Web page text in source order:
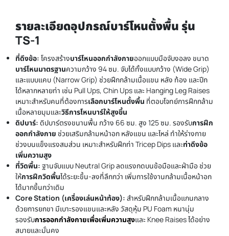
รายละเอียดอุปกรณ์บาร์โหนตั้งพื้น รุ่น
TS-1
ที่ดึงข้อ: โครงสร้างบาร์โหนออกกำลังกายออกแบบมือจับงอลง ขนาด
บาร์โหนมาตรฐานความกว้าง 94 ซม. จับได้ทั้งแบบกว้าง (Wide Grip)
และแบบแคบ (Narrow Grip) ช่วยฝึกกล้ามเนื้อแขน หลัง ท้อง และปีก
ได้หลากหลายท่า เช่น Pull Ups, Chin Ups และ Hanging Leg Raises
เหมาะสำหรับคนที่ต้องการเลือกบาร์โหนตั้งพื้น ที่ตอบโจทย์การฝึกกล้าม
เนื้อหลายมุมและวิธีการโหนบาร์ให้สูงขึ้น
ดิปบาร์: ดิปบาร์ตรงขนานพื้น กว้าง 66 ซม. สูง 125 ซม. รองรับการฝึก
ออกกำลังกาย ช่วยเสริมกล้ามหน้าอก หลังแขน และไหล่ ทำให้ร่างกาย
ช่วงบนแข็งแรงสมส่วน เหมาะสำหรับฝึกท่า Tricep Dips และท่าดึงข้อ
เพิ่มความสูง
ที่วิดพื้น: ฐานจับแบบ Neutral Grip ลดแรงกดบนข้อมือและฝ่ามือ ช่วย
ให้การฝึกวิดพื้นได้ระยะขึ้น-ลงที่ลึกกว่า เพิ่มการใช้งานกล้ามเนื้อหน้าอก
ได้มากขึ้นกว่าเดิม
Core Station (เครื่องเล่นหน้าท้อง): สำหรับฝึกกล้ามเนื้อแกนกลาง
ด้วยการยกขา มีเบาะรองแขนและหลัง วัสดุหุ้ม PU Foam หนานุ่ม
รองรับการออกกำลังกายเพื่อเพิ่มความสูงและ Knee Raises ได้อย่าง
สบายและมั่นคง